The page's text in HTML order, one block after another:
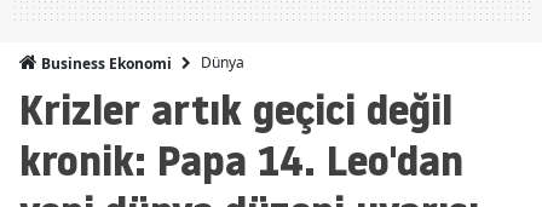
Business Ekonomi Dünya
Krizler artık geçici değil
kronik: Papa 14. Leo'dan